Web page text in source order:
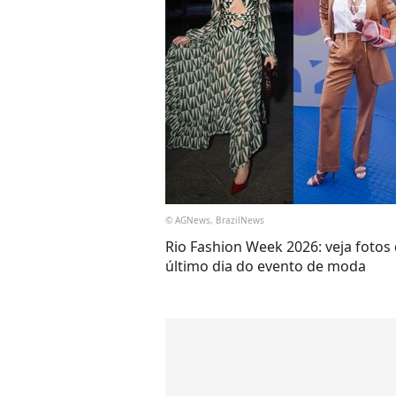
© AGNews, BrazilNews
Rio Fashion Week 2026: veja
último dia do evento de moda